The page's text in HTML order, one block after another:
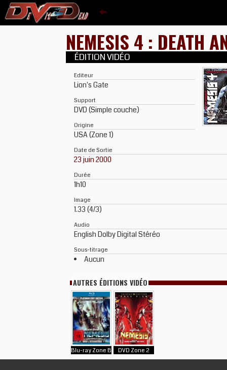
NEMESIS 4 : DEATH
ÉDITION VIDÉO
Editeur
Lion's Gate
Support
DVD (Simple couche)
Origine
USA (Zone 1)
Date de Sortie
23 juin 2000
Durée
1h10
Image
1.33 (4/3)
Audio
English Dolby Digital Stéréo
Sous-titrage
Aucun
AUTRES ÉDITIONS VIDÉO
Blu-ray Zone B DVD Zone 2